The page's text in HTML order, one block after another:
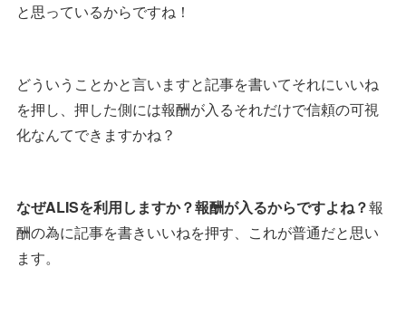
と思っているからですね！
どういうことかと言いますと記事を書いてそれにいいね
を押し、押した側には報酬が入るそれだけで信頼の可視
化なんてできますかね？
なぜALISを利用しますか？報酬が入るからですよね？報
酬の為に記事を書きいいねを押す、これが普通だと思い
ます。